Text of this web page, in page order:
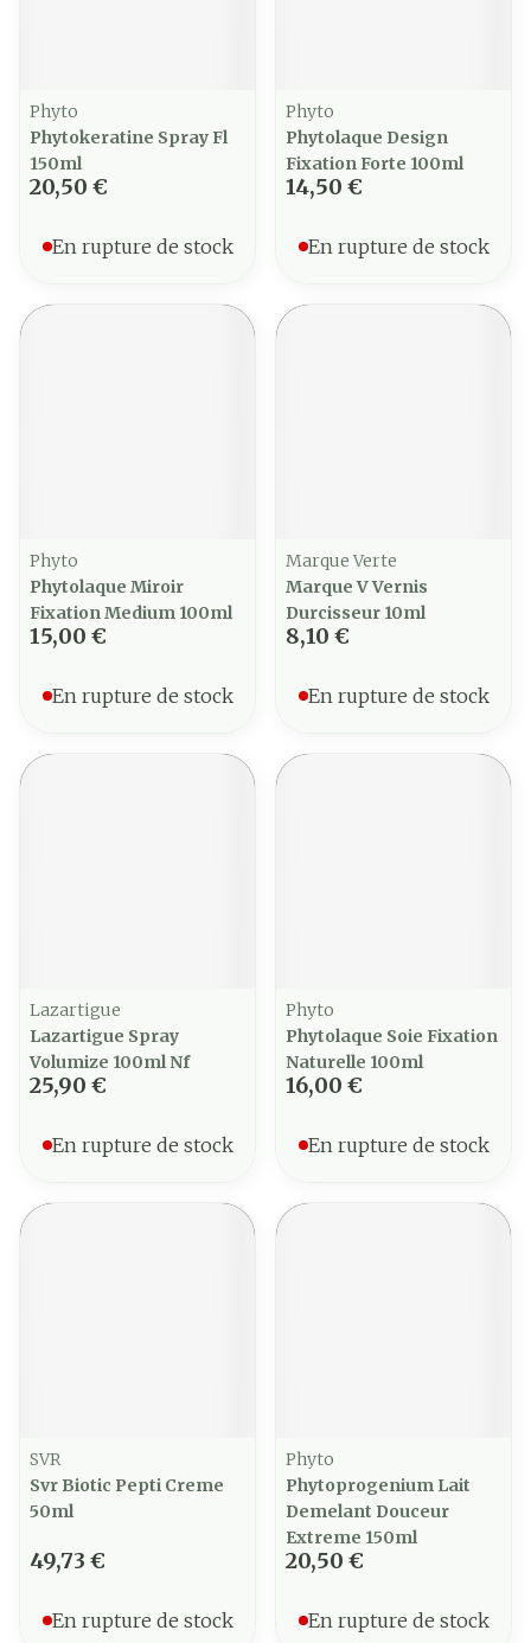
Phyto
Phytokeratine Spray Fl
150ml
20,50 €
En rupture de stock
Phyto
Phytolaque Design
Fixation Forte 100ml
14,50 €
En rupture de stock
Phyto
Phytolaque Miroir
Fixation Medium 100ml
15,00 €
En rupture de stock
Marque Verte
Marque V Vernis
Durcisseur 10ml
8,10 €
En rupture de stock
Lazartigue
Lazartigue Spray
Volumize 100ml Nf
25,90 €
En rupture de stock
Phyto
Phytolaque Soie Fixation
Naturelle 100ml
16,00 €
En rupture de stock
SVR
Svr Biotic Pepti Creme
50ml
49,73 €
En rupture de stock
Phyto
Phytoprogenium Lait
Demelant Douceur
Extreme 150ml
20,50 €
En rupture de stock